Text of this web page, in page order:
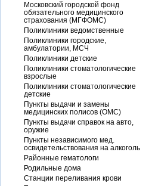
Московский городской фонд
обязательного медицинского
страхования (МГФОМС)
Поликлиники ведомственные
Поликлиники городские,
амбулатории, МСЧ
Поликлиники детские
Поликлиники стоматологические
взрослые
Поликлиники стоматологические
детские
Пункты выдачи и замены
медицинских полисов (ОМС)
Пункты выдачи справок на авто,
оружие
Пункты независимого мед.
освидетельствования на алкоголь
Районные гематологи
Родильные дома
Станции переливания крови